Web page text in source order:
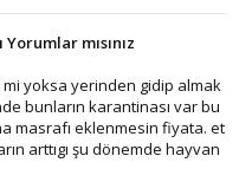
mısınız
yoksa yerinden gidip almak
bunların karantinası var bu
masrafı eklenmesin fiyata. et
arttıgı şu dönemde hayvan